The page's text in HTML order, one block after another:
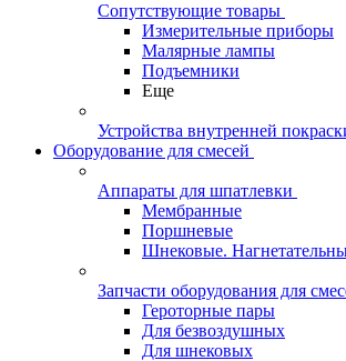
Сопутствующие товары
Измерительные приборы
Малярные лампы
Подъемники
Еще
Устройства внутренней
Оборудование для смесей
Аппараты для шпатлевки
Мембранные
Поршневые
Шнековые.
Запчасти оборудования для
Героторные пары
Для безвоздушных
Для шнековых